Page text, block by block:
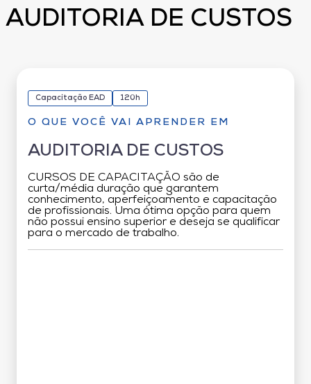
AUDITORIA DE CUSTOS
Capacitação EAD 120h
O QUE VOCÊ VAI APRENDER EM
AUDITORIA DE CUSTOS
CURSOS DE CAPACITAÇÃO são de
curta/média duração que garantem
conhecimento, aperfeiçoamento e capacitação
de profissionais. Uma ótima opção para quem
não possui ensino superior e deseja se qualificar
para o mercado de trabalho.